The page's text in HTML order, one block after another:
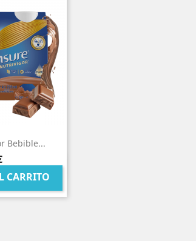
Bebible...
CARRITO